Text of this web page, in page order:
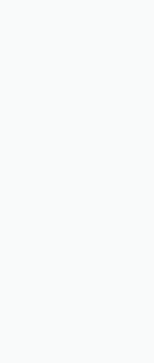
and data
with a variety of
bietet Selflearning,
Workshops zu einer
an Themen rund um
Management und Data
Teil des Projekts
einer Initiative zur Schaffung
Plattform für die
Analyse und
Geschäftsdaten,
Daten und verwandten
mit Fokus unstrukturierte
nfdi.de/berd-academy/